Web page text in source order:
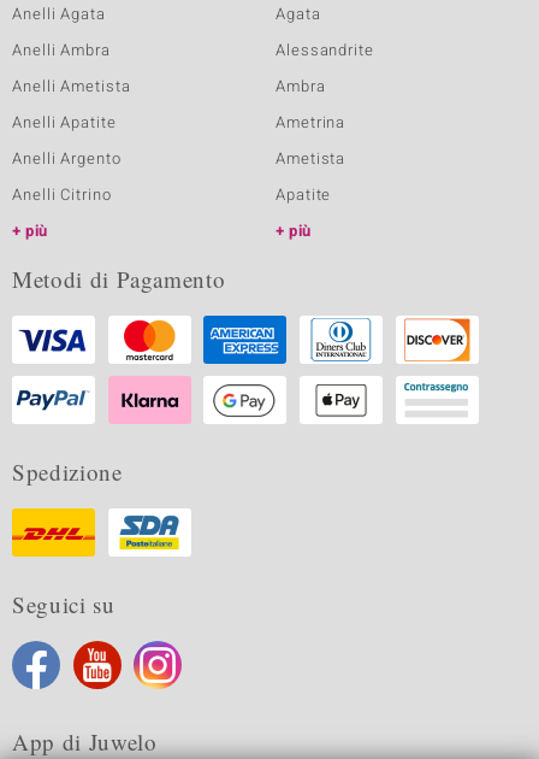
Anelli Agata
Anelli Ambra
Anelli Ametista
Anelli Apatite
Anelli Argento
Anelli Citrino
più
Agata
Alessandrite
Ambra
Ametrina
Ametista
Apatite
più
Metodi di Pagamento
Spedizione
Seguici su
App di Juwelo